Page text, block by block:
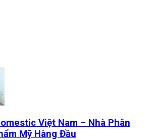
Việt Nam – Nhà Phân
Mỹ Hàng Đầu